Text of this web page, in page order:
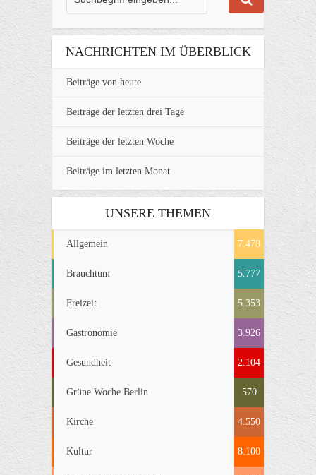
NACHRICHTEN IM ÜBERBLICK
Beiträge von heute
Beiträge der letzten drei Tage
Beiträge der letzten Woche
Beiträge im letzten Monat
UNSERE THEMEN
Allgemein 7.478
Brauchtum 5.777
Freizeit 5.353
Gastronomie 3.926
Gesundheit 2.104
Grüne Woche Berlin 570
Kirche 4.550
Kultur 8.100